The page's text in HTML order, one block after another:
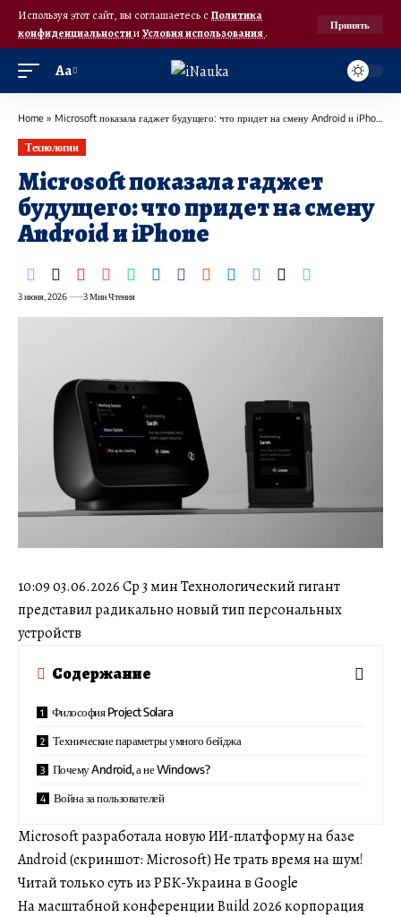
Используя этот сайт, вы соглашаетесь с Политика
конфиденциальностииУсловия использования.
Принять
Аа
Home » Microsoft показала гаджет будущего: что придет на смену Android и iPhone
Технологии
Microsoft показала гаджет
будущего: что придет на смену
Android и iPhone
3 июня, 2026 3 Мин Чтения
10:09 03.06.2026 Ср 3 мин Технологический гигант
представил радикально новый тип персональных
устройств
Содержание
Философия Project Solara
Технические параметры умного бейджа
Почему Android, а не Windows?
Война за пользователей
Microsoft разработала новую ИИ-платформу на базе
Android (скриншот: Microsoft) Не трать время на шум!
Читай только суть из РБК-Украина в Google
На масштабной конференции Build 2026 корпорация